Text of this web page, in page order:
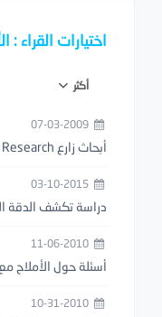
اختيارات القراء :
أكثر
أبحاث زارع Zari Research
دراسة تكشف الدقة
أسئلة حول الأملاح